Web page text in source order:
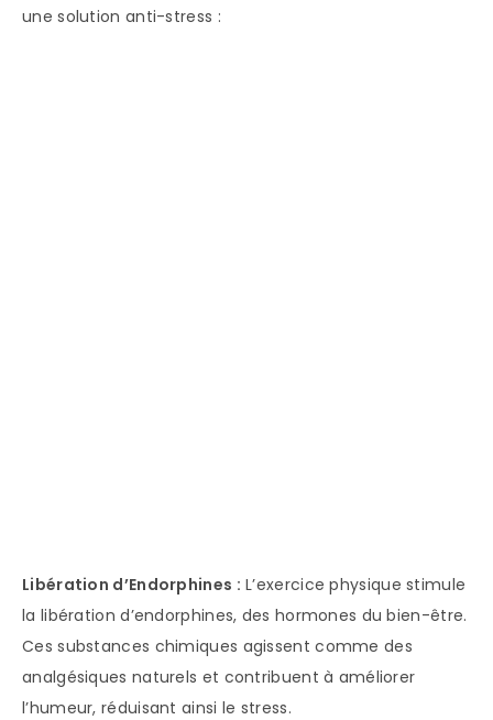
une solution anti-stress :
Libération d’Endorphines : L’exercice physique stimule
la libération d’endorphines, des hormones du bien-être.
Ces substances chimiques agissent comme des
analgésiques naturels et contribuent à améliorer
l’humeur, réduisant ainsi le stress.